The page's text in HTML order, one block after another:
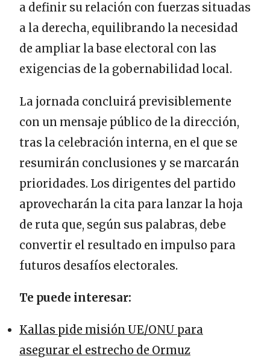
a definir su relación con fuerzas situadas
a la derecha, equilibrando la necesidad
de ampliar la base electoral con las
exigencias de la gobernabilidad local.
La jornada concluirá previsiblemente
con un mensaje público de la dirección,
tras la celebración interna, en el que se
resumirán conclusiones y se marcarán
prioridades. Los dirigentes del partido
aprovecharán la cita para lanzar la hoja
de ruta que, según sus palabras, debe
convertir el resultado en impulso para
futuros desafíos electorales.
Te puede interesar:
Kallas pide misión UE/ONU para
asegurar el estrecho de Ormuz